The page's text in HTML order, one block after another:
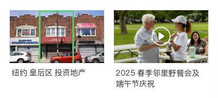
纽约 皇后区 投资地产
2025 春季邻里野餐会及
端午节庆祝